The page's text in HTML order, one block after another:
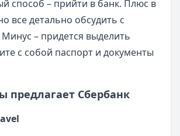
способ – прийти в банк. Плюс в
все детально обсудить с
– придется выделить
с собой паспорт и документы
предлагает Сбербанк